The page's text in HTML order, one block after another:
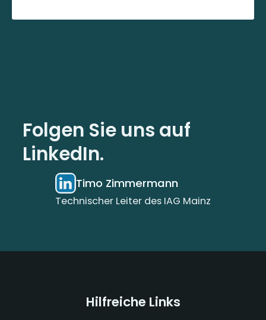
Folgen Sie uns auf
LinkedIn.
Timo Zimmermann
Technischer Leiter des IAG Mainz
Hilfreiche Links